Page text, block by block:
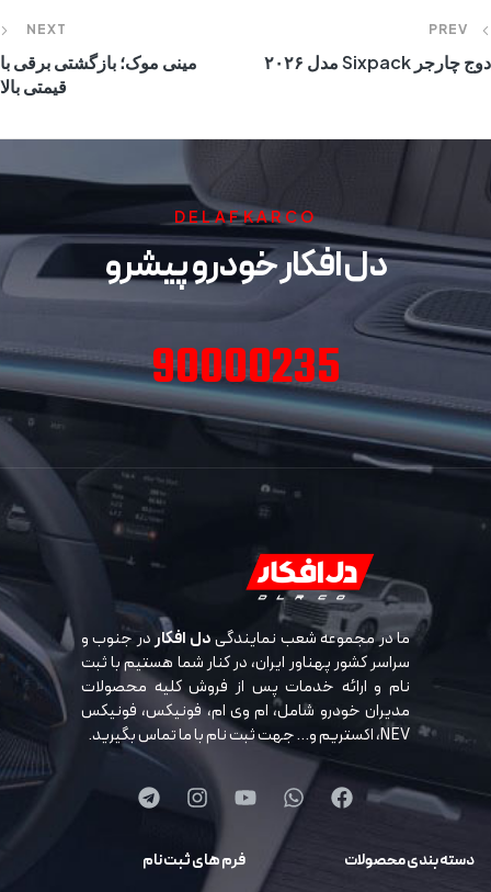
PREV
دوج چارجر Sixpack مدل ۲۰۲۶
NEXT
مینی موک؛ بازگشتی برقی با
قیمتی بالا
DELAFKARCO
دل افکار خودرو پیشرو
90000235
ما در مجموعه شعب نمایندگیدل افکاردر جنوب و
سراسر کشور پهناور ایران، در کنار شما هستیم با ثبت
نام و ارائه خدمات پس از فروش کلیه محصولات
مدیران خودرو شامل، ام وی ام، فونیکس، فونیکس
NEV، اکستریم و… جهت ثبت نام با ما تماس بگیرید.
دسته بندی محصولات فرم های ثبت نام